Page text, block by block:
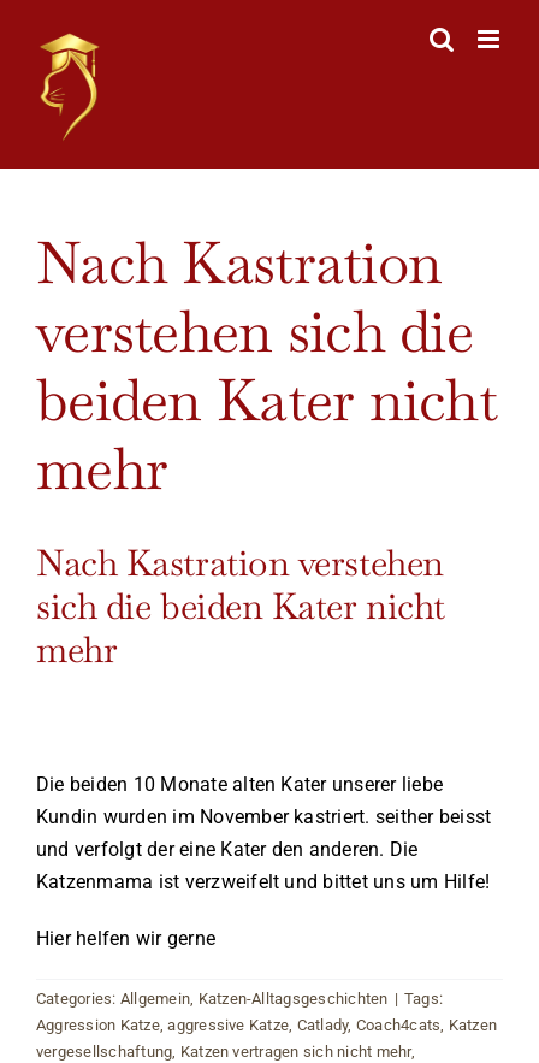
content
Larger
Image
Nach Kastration
verstehen sich die
beiden Kater nicht
mehr
Nach Kastration verstehen
sich die beiden Kater nicht
mehr
Die beiden 10 Monate alten Kater unserer liebe
Kundin wurden im November kastriert. seither beisst
und verfolgt der eine Kater den anderen. Die
Katzenmama ist verzweifelt und bittet uns um Hilfe!
Hier helfen wir gerne
Categories: Allgemein, Katzen-Alltagsgeschichten | Tags:
Aggression Katze,aggressive Katze, Catlady, Coach4cats, Katzen
vergesellschaftung, Katzen vertragen sich nicht mehr,